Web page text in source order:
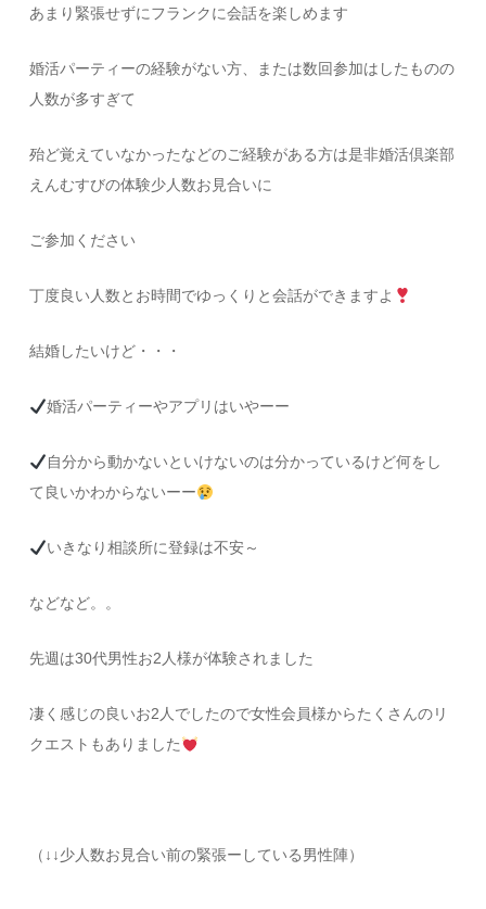
あまり緊張せずにフランクに会話を楽しめます
婚活パーティーの経験がない方、または数回参加はしたものの
人数が多すぎて
殆ど覚えていなかったなどのご経験がある方は是非婚活倶楽部
えんむすびの体験少人数お見合いに
ご参加ください
丁度良い人数とお時間でゆっくりと会話ができますよ
結婚したいけど・・・
婚活パーティーやアプリはいやーー
自分から動かないといけないのは分かっているけど何をし
て良いかわからないーー
いきなり相談所に登録は不安～
などなど。。
先週は30代男性お2人様が体験されました
凄く感じの良いお2人でしたので女性会員様からたくさんのリ
クエストもありました
（↓↓少人数お見合い前の緊張ーしている男性陣）